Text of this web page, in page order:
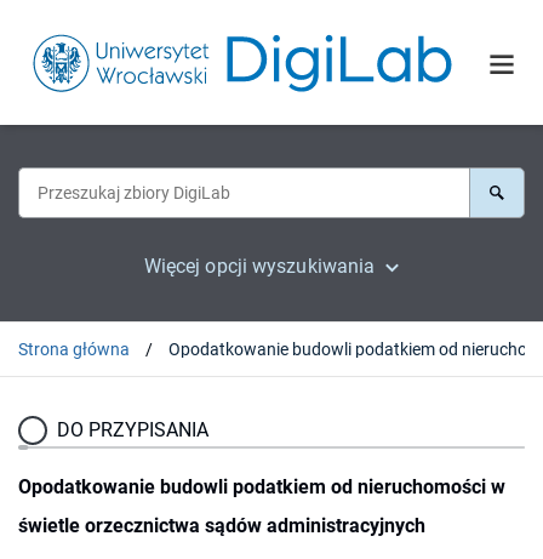
Więcej opcji wyszukiwania
Strona główna
DO PRZYPISANIA
Opodatkowanie budowli podatkiem od nieruchomości w
świetle orzecznictwa sądów administracyjnych